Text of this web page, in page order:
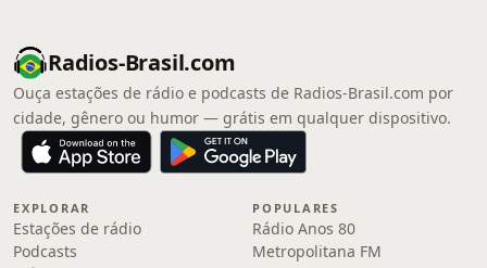
Radios-Brasil.com
Ouça estações de rádio e podcasts de Radios-Brasil.com por
cidade, gênero ou humor — grátis em qualquer dispositivo.
EXPLORAR
Estações de rádio
Podcasts
POPULARES
Rádio Anos 80
Metropolitana FM